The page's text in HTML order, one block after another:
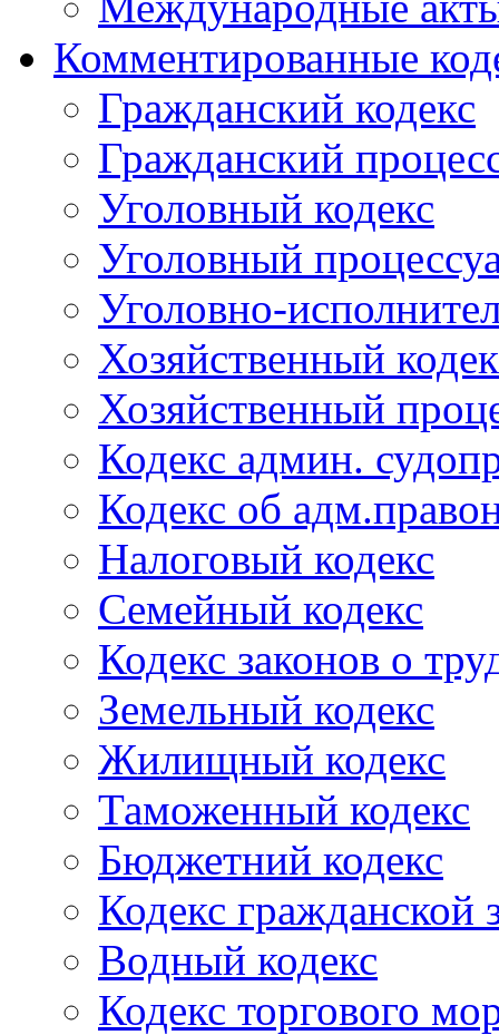
Комментированные
Гражданский кодекс
Гражданский
Уголовный кодекс
Уголовный
Уголовно-
Хозяйственный
Хозяйственный
Кодекс админ.
Кодекс об
Налоговый кодекс
Семейный кодекс
Кодекс законов о
Земельный кодекс
Жилищный кодекс
Таможенный кодекс
Бюджетний кодекс
Кодекс гражданской
Водный кодекс
Кодекс торгового